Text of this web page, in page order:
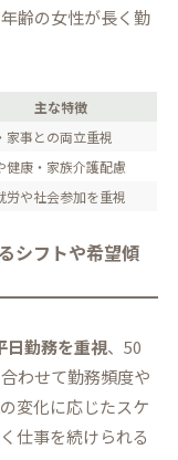
齢の女性が長く勤
主な特徴
家事との両立重視
健康・家族介護配慮
労や社会参加を重視
シフトや希望傾
日勤務を重視、50
わせて勤務頻度や
変化に応じたスケ
仕事を続けられる